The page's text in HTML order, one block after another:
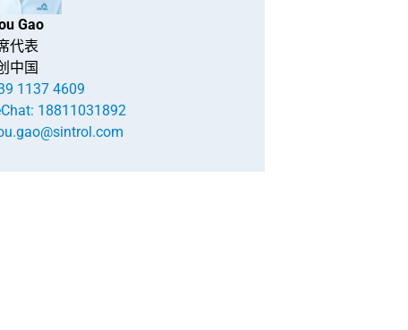
Gao
代表
中国
1137 4609
18811031892